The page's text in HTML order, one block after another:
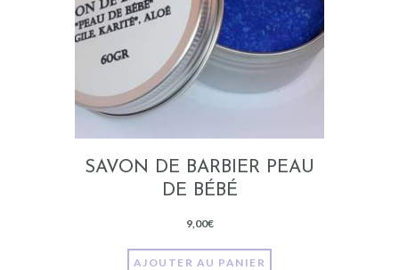
SAVON DE BARBIER PEAU
DE BÉBÉ
9,00€
AJOUTER AU PANIER